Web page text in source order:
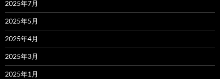
2025年7月
2025年5月
2025年4月
2025年3月
2025年1月